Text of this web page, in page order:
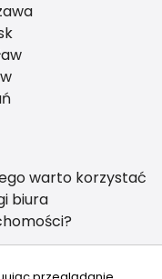
warto korzystać
biura